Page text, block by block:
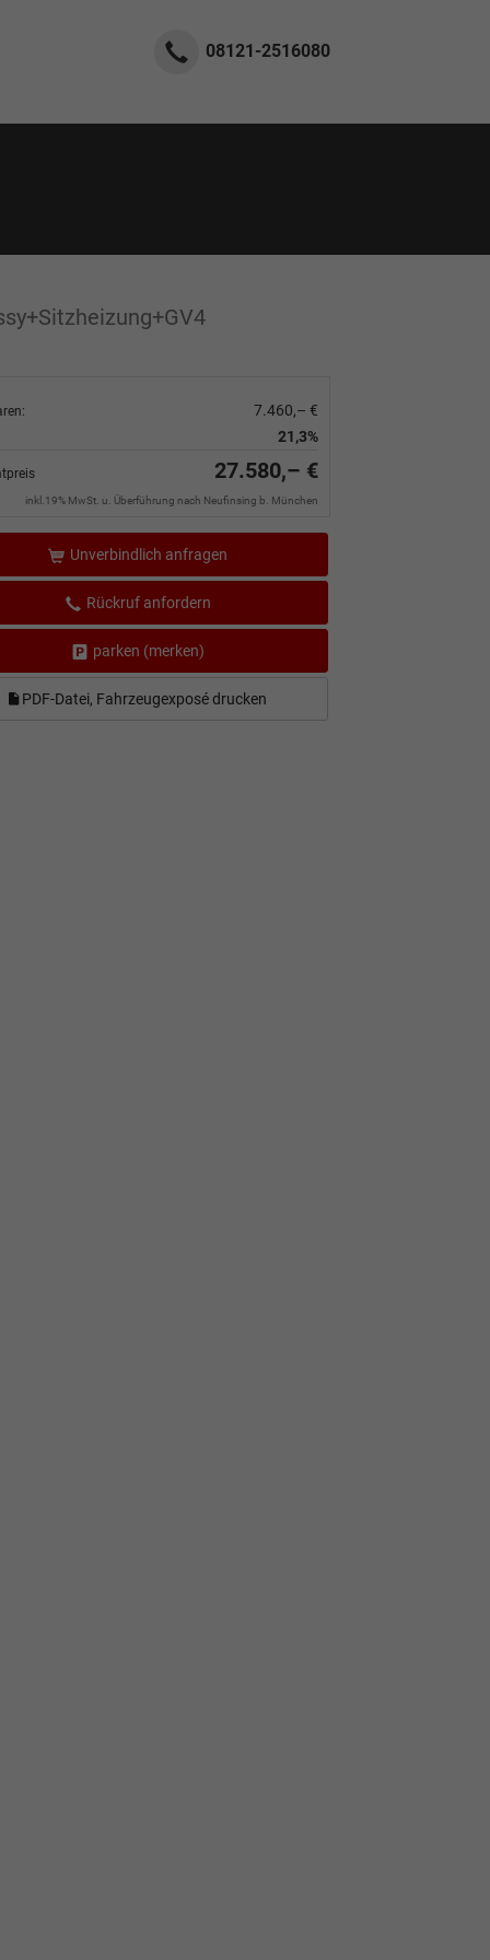
08121-2516080
7.460,– €
21,3%
27.580,– €
inkl.19% MwSt. u. Überführung nach Neufinsing b. München
Unverbindlich anfragen
Rückruf anfordern
parken (merken)
PDF-Datei, Fahrzeugexposé drucken